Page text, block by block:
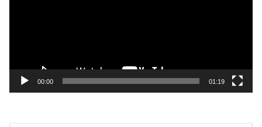
00:00 01:19